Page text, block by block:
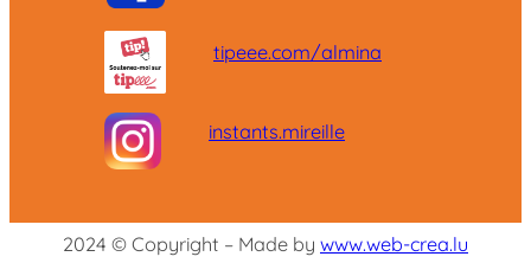
tipeee.com/almina
instants.mireille
2024 © Copyright – Made by www.web-crea.lu